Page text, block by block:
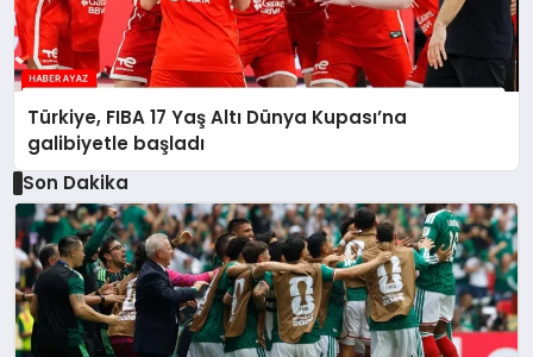
Türkiye, FIBA 17 Yaş Altı Dünya Kupası’na
galibiyetle başladı
Son Dakika